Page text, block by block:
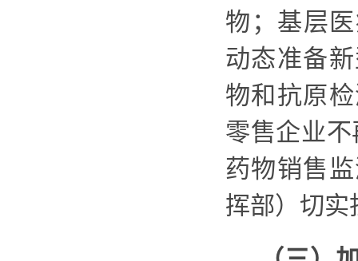
物 ；基层
动态准备
物和抗原
零售企业
药物销售
挥部）切实